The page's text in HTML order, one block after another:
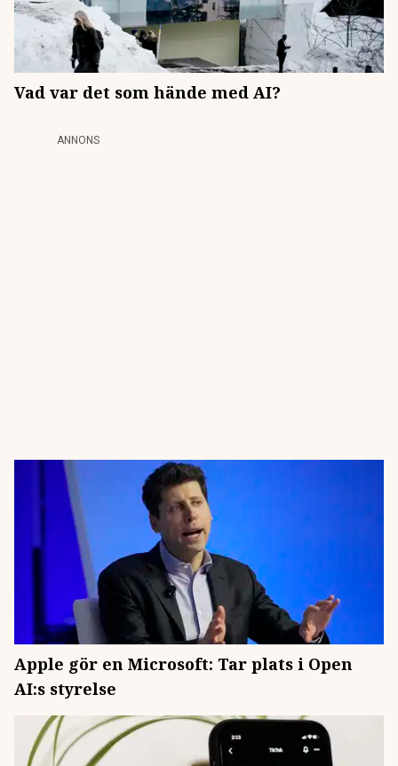
Vad var det som hände med AI?
ANNONS
Apple gör en Microsoft: Tar plats i Open
AI:s styrelse